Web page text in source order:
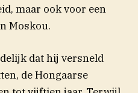
maar ook voor een
Moskou.
dat hij versneld
de Hongaarse